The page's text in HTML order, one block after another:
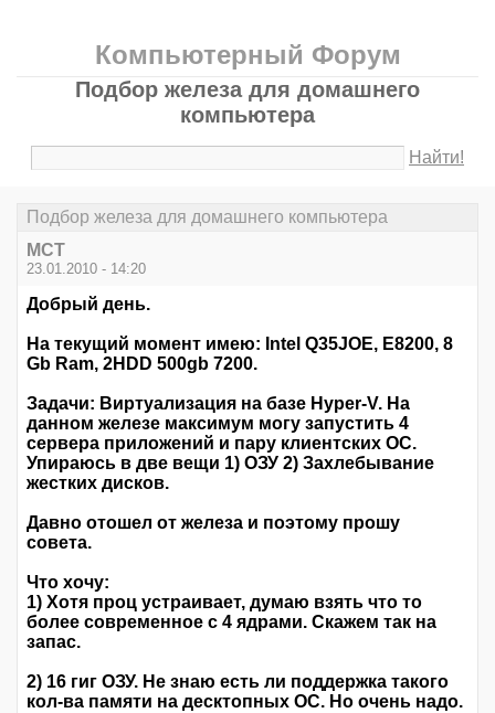
Компьютерный Форум
Подбор железа для домашнего
компьютера
Найти!
Подбор железа для домашнего компьютера
MCT
23.01.2010 - 14:20
Добрый день.
На текущий момент имею: Intel Q35JOE, E8200, 8
Gb Ram, 2HDD 500gb 7200.
Задачи: Виртуализация на базе Hyper-V. На
данном железе максимум могу запустить 4
сервера приложений и пару клиентских ОС.
Упираюсь в две вещи 1) ОЗУ 2) Захлебывание
жестких дисков.
Давно отошел от железа и поэтому прошу
совета.
Что хочу:
1) Хотя проц устраивает, думаю взять что то
более современное с 4 ядрами. Скажем так на
запас.
2) 16 гиг ОЗУ. Не знаю есть ли поддержка такого
кол-ва памяти на десктопных ОС. Но очень надо.